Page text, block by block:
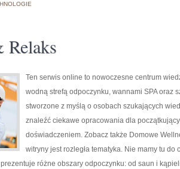
Ten serwis online to nowoczesne centrum
wodną strefą odpoczynku, wannami SPA oraz
stworzone z myślą o osobach szukających
znaleźć ciekawe opracowania dla
doświadczeniem. Zobacz także Domowe
witryny jest rozległa tematyka. Nie mamy tu
różne obszary odpoczynku: od saun i